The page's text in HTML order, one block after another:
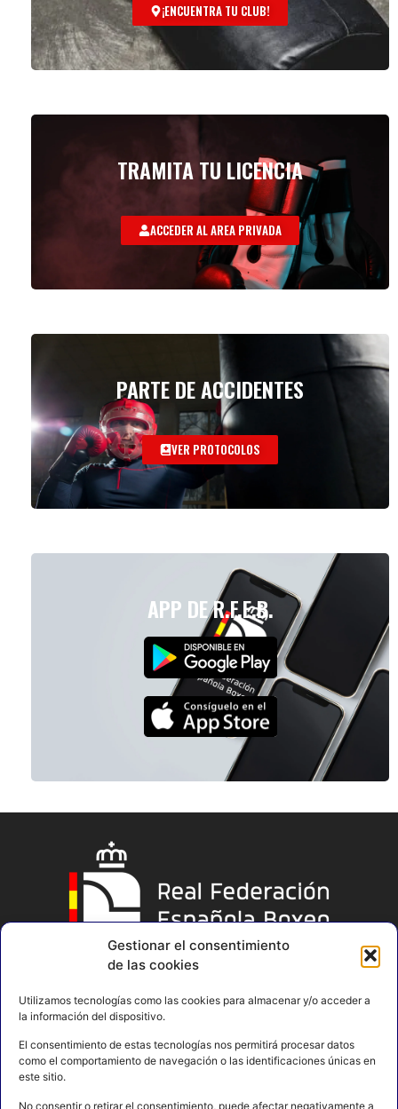
Gestionar el consentimiento
de las cookies
Utilizamos tecnologías como las cookies para almacenar y/o acceder a
la información del dispositivo.
El consentimiento de estas tecnologías nos permitirá procesar datos
como el comportamiento de navegación o las identificaciones únicas en
este sitio.
No consentir o retirar el consentimiento, puede afectar negativamente a
¡ENCUENTRA TU CLUB!
TRAMITA TU LICENCIA
ACCEDER AL AREA PRIVADA
PARTE DE ACCIDENTES
VER PROTOCOLOS
APP DE R.F.E.B.